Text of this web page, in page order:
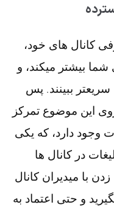
کانال های خود،
بیشتر میکند، و
ببینند. پس
این موضوع تمرکز
وجود دارد، که یکی
در کانال ها
با میدیران کانال
و حتی اعتماد به